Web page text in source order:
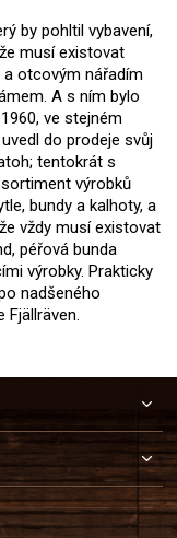
by pohltil vybavení,
musí existovat
otcovým nářadím
A s ním bylo
ve stejném
do prodeje svůj
tentokrát s
výrobků
bundy a kalhoty, a
vždy musí existovat
péřová bunda
výrobky. Prakticky
nadšeného
Fjällräven.